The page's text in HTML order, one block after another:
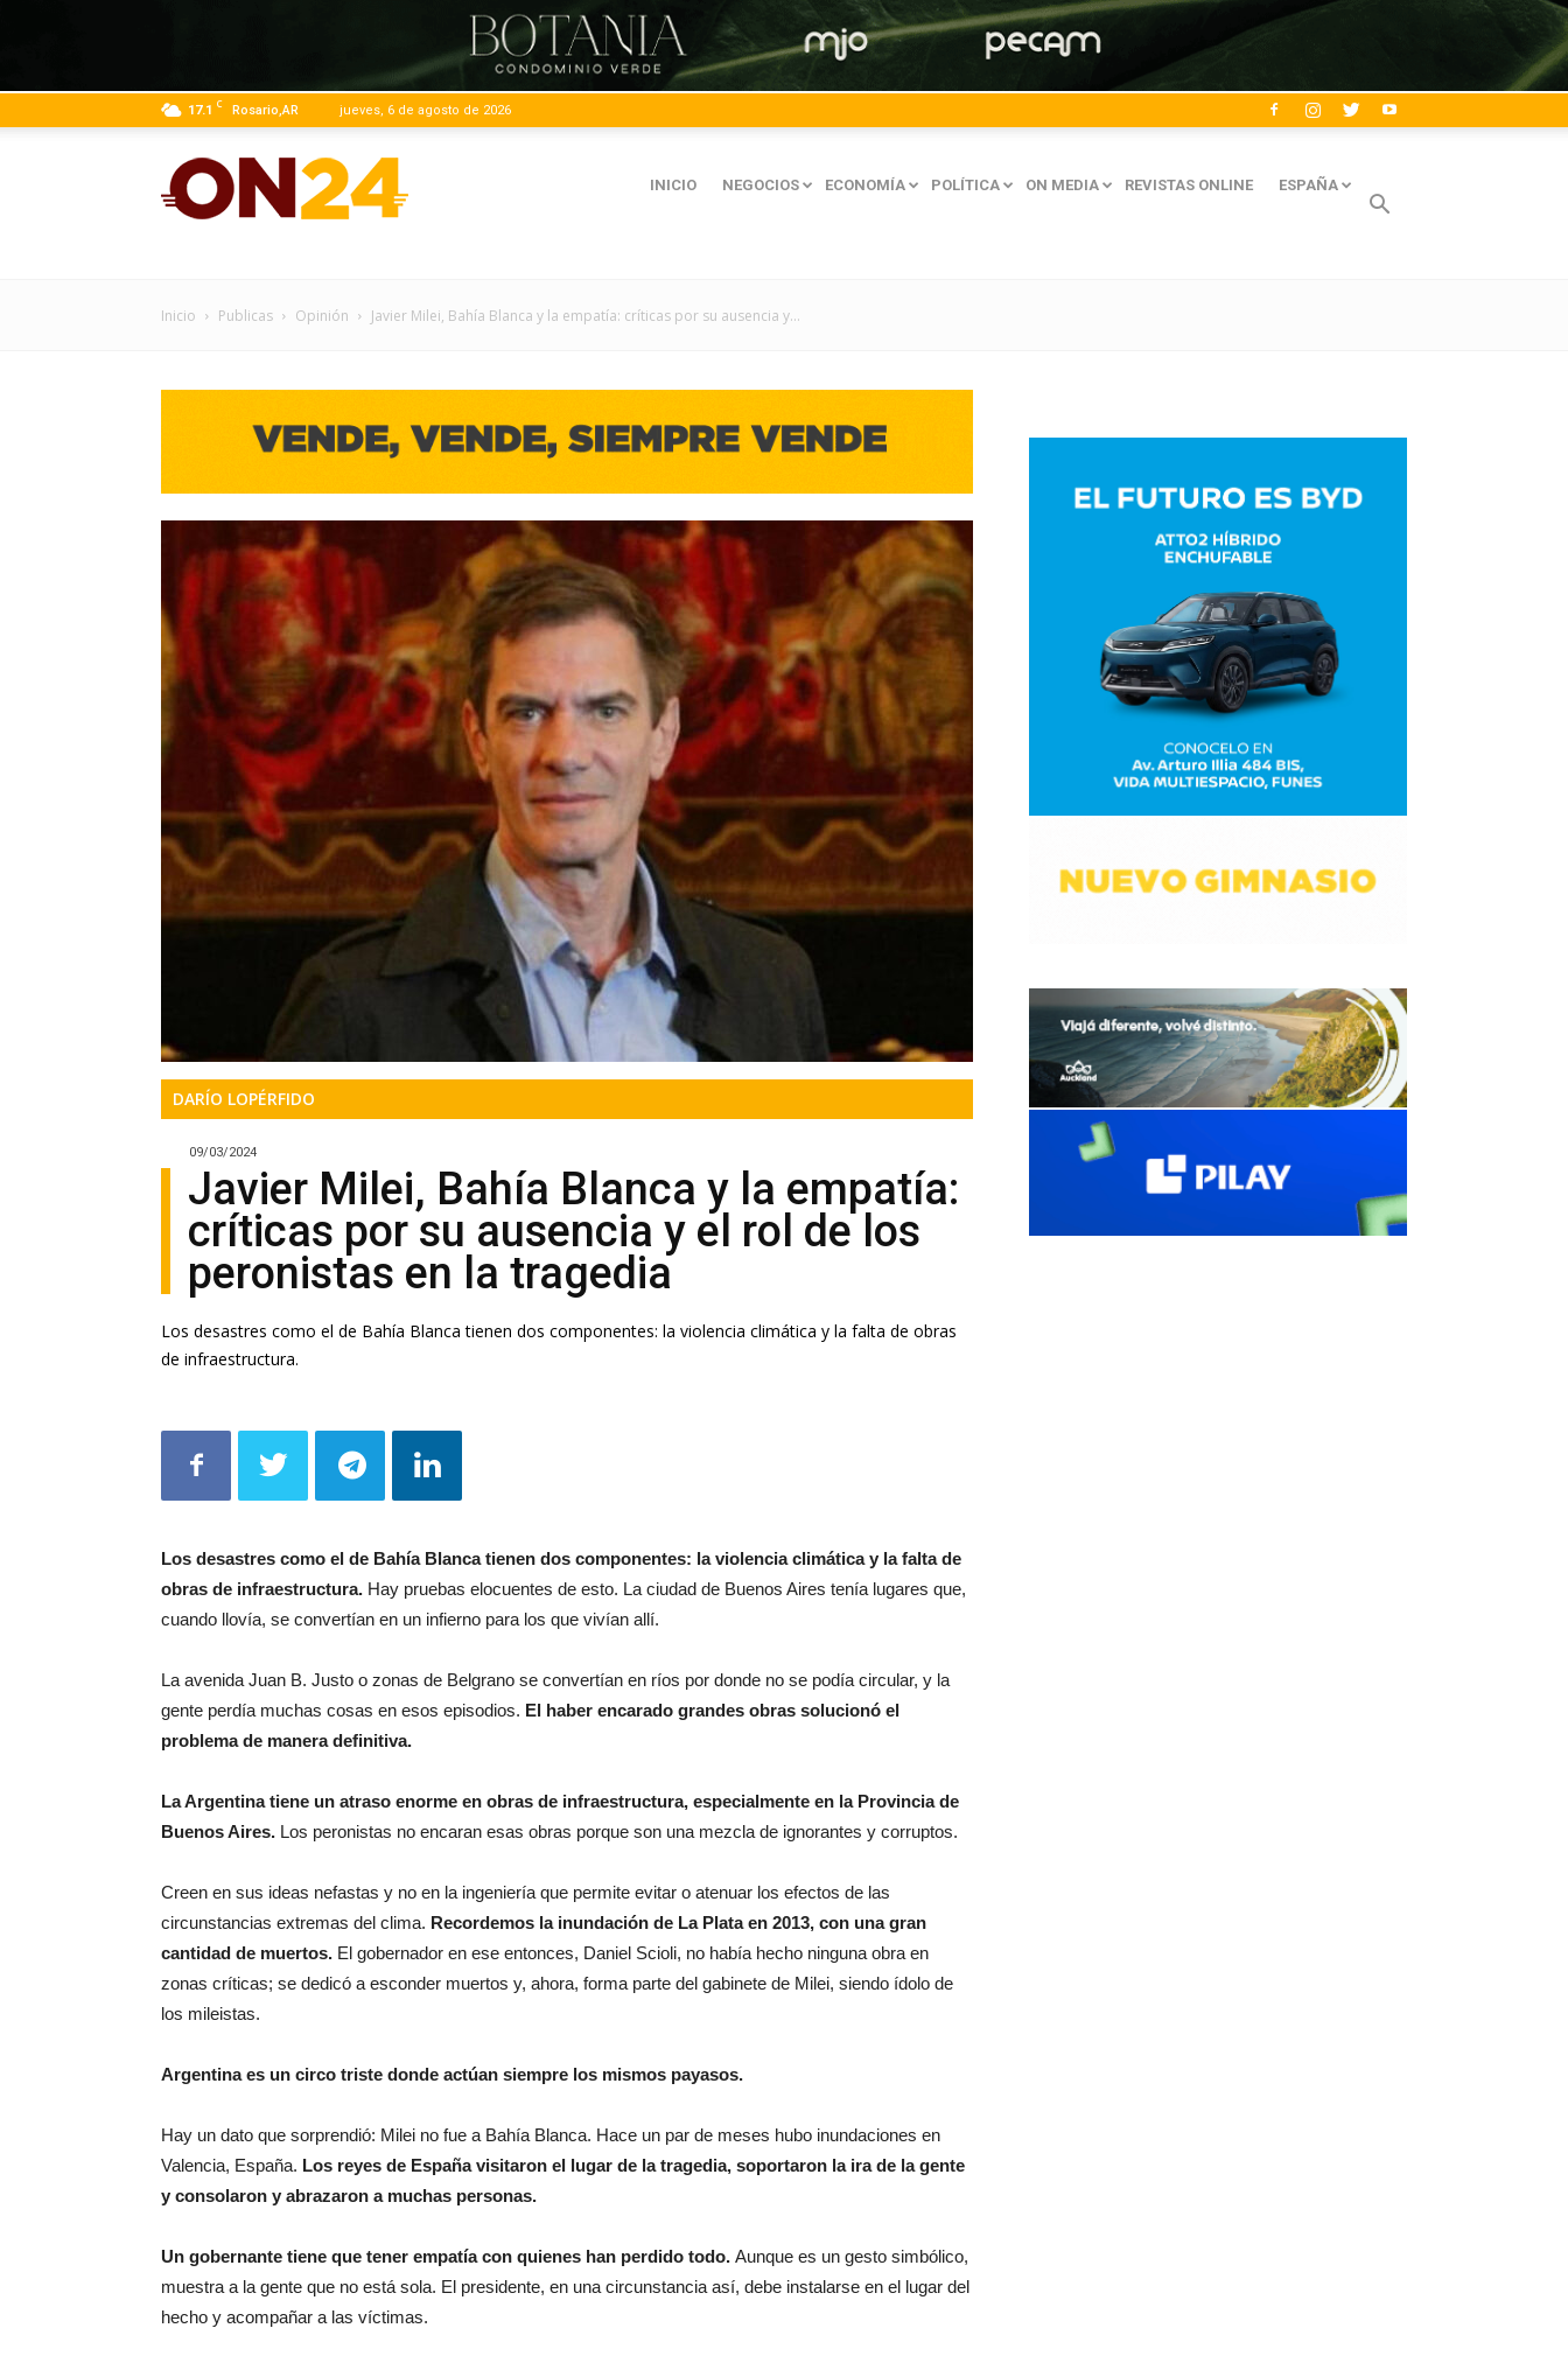
17.1 C Rosario,AR jueves, 6 de agosto de 2026
|
Información
Precisa.
Periodismo
en
serio
INICIO NEGOCIOS ECONOMÍA POLÍTICA ON MEDIA REVISTAS ONLINE ESPAÑA
Inicio Publicas Opinión Javier Milei, Bahía Blanca y la empatía: críticas por su ausencia y...
DARÍO LOPÉRFIDO
09/03/2024
Javier Milei, Bahía Blanca y la empatía:
críticas por su ausencia y el rol de los
peronistas en la tragedia
Los desastres como el de Bahía Blanca tienen dos componentes: la violencia climática y la falta de obras
de infraestructura.
Los desastres como el de Bahía Blanca tienen dos componentes: la violencia climática y la falta de
obras de infraestructura. Hay pruebas elocuentes de esto. La ciudad de Buenos Aires tenía lugares que,
cuando llovía, se convertían en un infierno para los que vivían allí.
La avenida Juan B. Justo o zonas de Belgrano se convertían en ríos por donde no se podía circular, y la
gente perdía muchas cosas en esos episodios. El haber encarado grandes obras solucionó el
problema de manera definitiva.
La Argentina tiene un atraso enorme en obras de infraestructura, especialmente en la Provincia de
Buenos Aires. Los peronistas no encaran esas obras porque son una mezcla de ignorantes y corruptos.
Creen en sus ideas nefastas y no en la ingeniería que permite evitar o atenuar los efectos de las
circunstancias extremas del clima. Recordemos la inundación de La Plata en 2013, con una gran
cantidad de muertos. El gobernador en ese entonces, Daniel Scioli, no había hecho ninguna obra en
zonas críticas; se dedicó a esconder muertos y, ahora, forma parte del gabinete de Milei, siendo ídolo de
los mileistas.
Argentina es un circo triste donde actúan siempre los mismos payasos.
Hay un dato que sorprendió: Milei no fue a Bahía Blanca. Hace un par de meses hubo inundaciones en
Valencia, España. Los reyes de España visitaron el lugar de la tragedia, soportaron la ira de la gente
y consolaron y abrazaron a muchas personas.
Un gobernante tiene que tener empatía con quienes han perdido todo. Aunque es un gesto simbólico,
muestra a la gente que no está sola. El presidente, en una circunstancia así, debe instalarse en el lugar del
hecho y acompañar a las víctimas.